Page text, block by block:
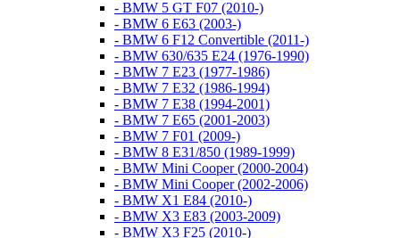
- BMW 5 GT F07 (2010-)
- BMW 6 E63 (2003-)
- BMW 6 F12 Convertible (2011-)
- BMW 630/635 E24 (1976-1990)
- BMW 7 E23 (1977-1986)
- BMW 7 E32 (1986-1994)
- BMW 7 E38 (1994-2001)
- BMW 7 E65 (2001-2003)
- BMW 7 F01 (2009-)
- BMW 8 E31/850 (1989-1999)
- BMW Mini Cooper (2000-2004)
- BMW Mini Cooper (2002-2006)
- BMW X1 E84 (2010-)
- BMW X3 E83 (2003-2009)
- BMW X3 F25 (2010-)